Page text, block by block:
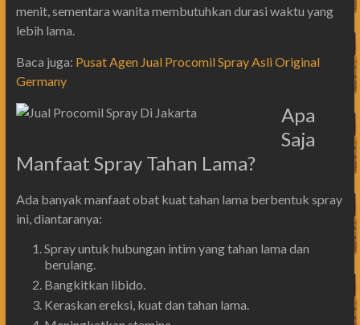
menit, sementara wanita membutuhkan durasi waktu yang
lebih lama.
Baca juga: Pusat Agen Jual Procomil Spray Asli Original
Germany
Apa
Saja
Manfaat Spray Tahan Lama?
Ada banyak manfaat obat kuat tahan lama berbentuk spray
ini, diantaranya:
Spray untuk hubungan intim yang tahan lama dan
berulang.
Bangkitkan libido.
Keraskan ereksi, kuat dan tahan lama.